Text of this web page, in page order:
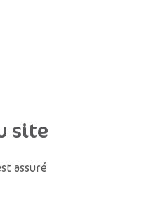
site
assuré